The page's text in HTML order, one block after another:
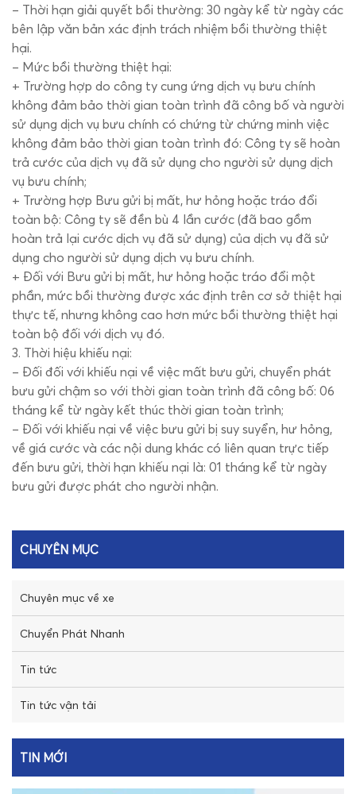
– Thời hạn giải quyết bồi thường: 30 ngày kể từ ngày các
bên lập văn bản xác định trách nhiệm bồi thường thiệt
hại.
– Mức bồi thường thiệt hại:
+ Trường hợp do công ty cung ứng dịch vụ bưu chính
không đảm bảo thời gian toàn trình đã công bố và người
sử dụng dịch vụ bưu chính có chứng từ chứng minh việc
không đảm bảo thời gian toàn trình đó: Công ty sẽ hoàn
trả cước của dịch vụ đã sử dụng cho người sử dụng dịch
vụ bưu chính;
+ Trường hợp Bưu gửi bị mất, hư hỏng hoặc tráo đổi
toàn bộ: Công ty sẽ đền bù 4 lần cước (đã bao gồm
hoàn trả lại cước dịch vụ đã sử dụng) của dịch vụ đã sử
dụng cho người sử dụng dịch vụ bưu chính.
+ Đối với Bưu gửi bị mất, hư hỏng hoặc tráo đổi một
phần, mức bồi thường được xác định trên cơ sở thiệt hại
thực tế, nhưng không cao hơn mức bồi thường thiệt hại
toàn bộ đối với dịch vụ đó.
3. Thời hiệu khiếu nại:
– Đối đối với khiếu nại về việc mất bưu gửi, chuyển phát
bưu gửi chậm so với thời gian toàn trình đã công bố: 06
tháng kể từ ngày kết thúc thời gian toàn trình;
– Đối với khiếu nại về việc bưu gửi bị suy suyển, hư hỏng,
về giá cước và các nội dung khác có liên quan trực tiếp
đến bưu gửi, thời hạn khiếu nại là: 01 tháng kể từ ngày
bưu gửi được phát cho người nhận.
CHUYÊN MỤC
Chuyên mục về xe
Chuyển Phát Nhanh
Tin tức
Tin tức vận tải
TIN MỚI